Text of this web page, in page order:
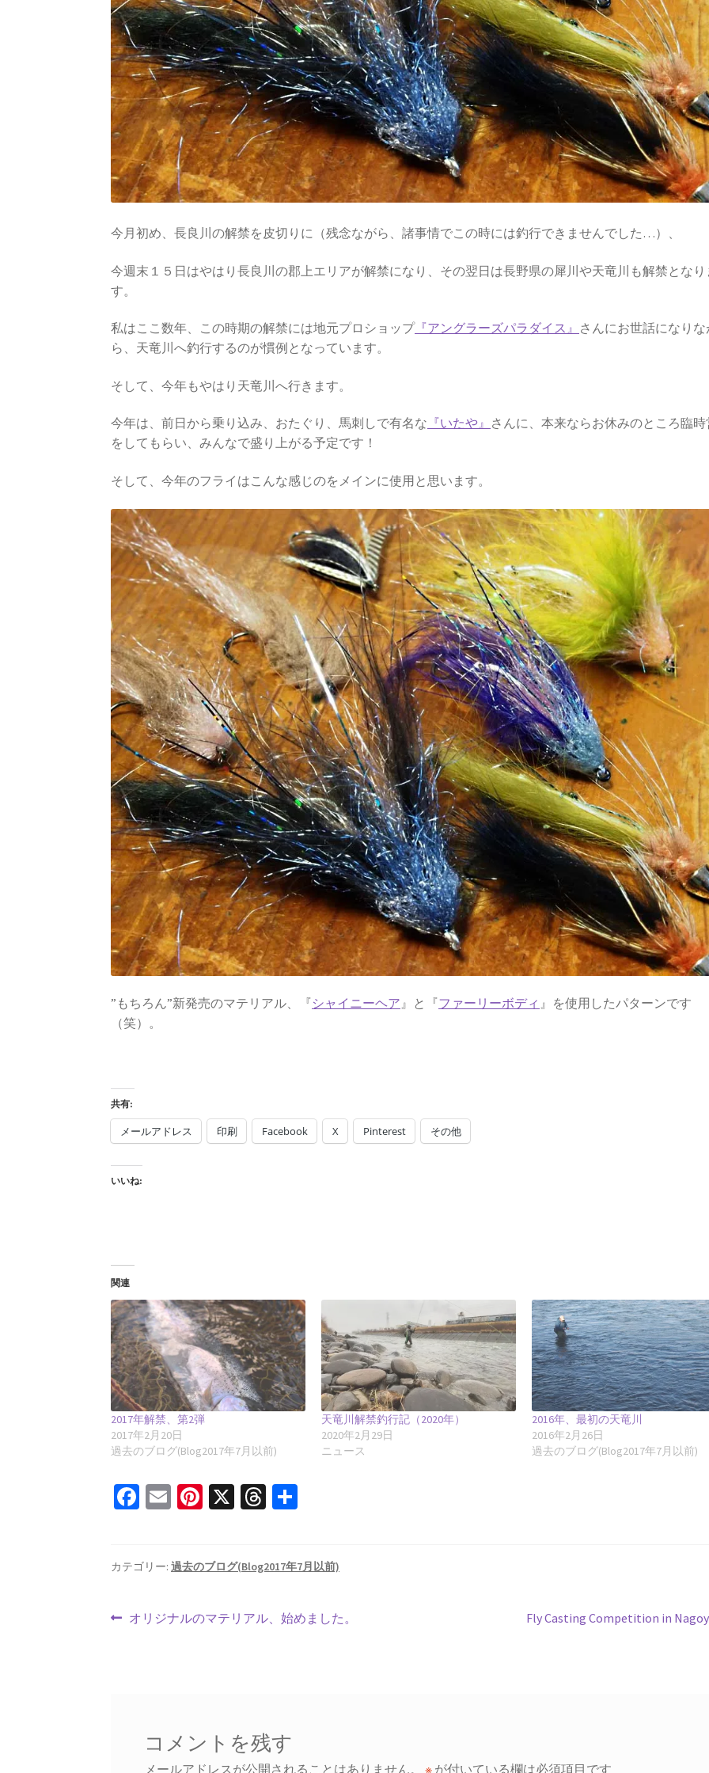
今月初め、長良川の解禁を皮切りに（残念ながら、諸事情でこの時には釣行できませんでした…）、
今週末１５日はやはり長良川の郡上エリアが解禁になり、その翌日は長野県の犀川や天竜川も解禁となり
す。
私はここ数年、この時期の解禁には地元プロショップ『アングラーズパラダイス』 さんにお世話になりな
ら、天竜川へ釣行するのが慣例となっています。
そして、今年もやはり天竜川へ行きます。
今年は、前日から乗り込み、おたぐり、馬刺しで有名な 『いたや』 さんに、本来ならお休みのところ臨
をしてもらい、みんなで盛り上がる予定です！
そして、今年のフライはこんな感じのをメインに使用と思います。
”もちろん”新発売のマテリアル、『シャイニーヘア』と『ファーリーボディ 』を使用したパターンです
（笑）。
共有:
メールアドレス 印刷 Facebook X Pinterest その他
いいね:
関連
2017年解禁、第2弾
2017年2月20日
過去のブログ(Blog2017年7月以前)
天竜川解禁釣行記（2020年）
2020年2月29日
ニュース
2016年、最初の天竜川
2016年2月26日
過去のブログ(Blog2017年7月以前)
Fa
o
k
E
l
Pi
es
X
T
ds
カテゴリー:過去のブログ(Blog2017年7月以前)
投前
オリジナルのマテリアル、始めました。
次
Fly Casting Competition in
コメントを残す
メールアドレスが公開されることはありません。 ※が付いている欄は必須項目です